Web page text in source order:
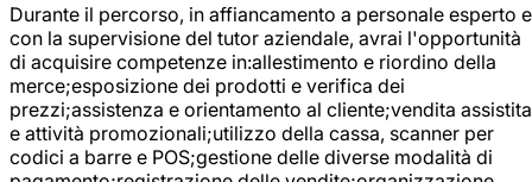
Durante il percorso, in affiancamento a personale esperto e
con la supervisione del tutor aziendale, avrai l'opportunità
di acquisire competenze in:allestimento e riordino della
merce;esposizione dei prodotti e verifica dei
prezzi;assistenza e orientamento al cliente;vendita assistita
e attività promozionali;utilizzo della cassa, scanner per
codici a barre e POS;gestione delle diverse modalità di